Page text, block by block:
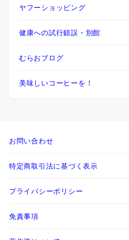
ヤフーショッピング
健康への試行錯誤・別館
むらおブログ
美味しいコーヒーを！
お問い合わせ
特定商取引法に基づく表示
プライバシーポリシー
免責事項